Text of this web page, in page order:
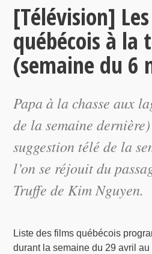
[Télévision]
québécois à la
(semaine du 6
Papa à la chasse aux
de la semaine
suggestion télé de la
l’on se réjouit du
Truffe de Kim Nguyen.
Liste des films québécois
durant la semaine du 29 avril